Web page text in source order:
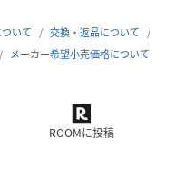
いて
交換・返品について
メーカー希望小売価格について
ROOMに投稿